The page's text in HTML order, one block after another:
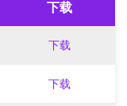
下载
下载
下载